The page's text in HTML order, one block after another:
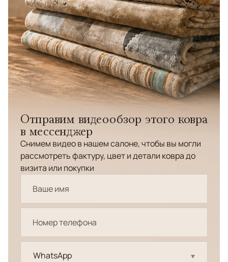
Отправим видеообзор этого ковра
в мессенджер
Снимем видео в нашем салоне, чтобы вы могли
рассмотреть фактуру, цвет и детали ковра до
визита или покупки
WhatsApp